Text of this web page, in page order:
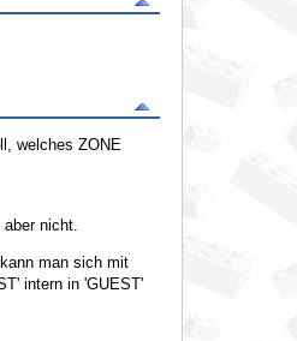
welches ZONE
nicht.
man sich mit
intern in 'GUEST'